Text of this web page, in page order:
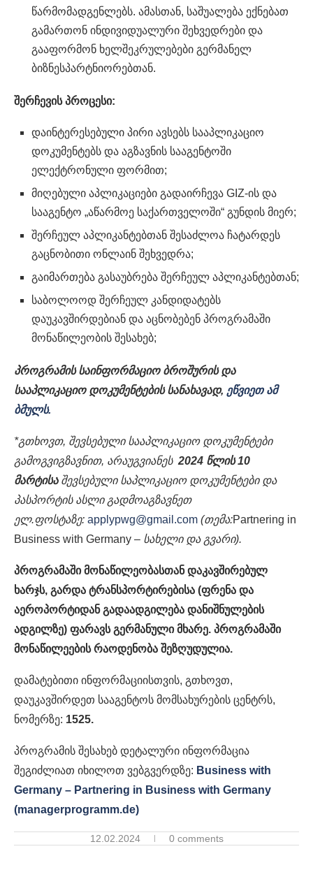
წარმომადგენლებს. ამასთან, საშუალება ექნებათ
გამართონ ინდივიდუალური შეხვედრები და
გააფორმონ ხელშეკრულებები გერმანელ
ბიზნესპარტნიორებთან.
შერჩევის პროცესი:
დაინტერესებული პირი ავსებს სააპლიკაციო
დოკუმენტებს და აგზავნის სააგენტოში
ელექტრონული ფორმით;
მიღებული აპლიკაციები გადაირჩევა GIZ-ის და
სააგენტო „აწარმოე საქართველოში“ გუნდის მიერ;
შერჩეულ აპლიკანტებთან შესაძლოა ჩატარდეს
გაცნობითი ონლაინ შეხვედრა;
გაიმართება გასაუბრება შერჩეულ აპლიკანტებთან;
საბოლოოდ შერჩეულ კანდიდატებს
დაუკავშირდებიან და აცნობებენ პროგრამაში
მონაწილეობის შესახებ;
პროგრამის საინფორმაციო ბროშურის და
სააპლიკაციო დოკუმენტების სანახავად, ეწვიეთ ამ
ბმულს.
*გთხოვთ, შევსებული სააპლიკაციო დოკუმენტები
გამოგვიგზავნით, არაუგვიანეს 2024 წლის 10
მარტისაშევსებული საპლიკაციო დოკუმენტები და
პასპორტის ასლი გადმოაგზავნეთ
ელ.ფოსტაზე: applypwg@gmail.com (თემა:Partnering in
Business with Germany – სახელი და გვარი).
პროგრამაში მონაწილეობასთან დაკავშირებულ
ხარჯს, გარდა ტრანსპორტირებისა (ფრენა და
აეროპორტიდან გადაადგილება დანიშნულების
ადგილზე) ფარავს გერმანული მხარე. პროგრამაში
მონაწილეების რაოდენობა შეზღუდულია.
დამატებითი ინფორმაციისთვის, გთხოვთ,
დაუკავშირდეთ სააგენტოს მომსახურების ცენტრს,
ნომერზე: 1525.
პროგრამის შესახებ დეტალური ინფორმაცია
შეგიძლიათ იხილოთ ვებგვერდზე: Business with
Germany – Partnering in Business with Germany
(managerprogramm.de)
12.02.2024 0 comments